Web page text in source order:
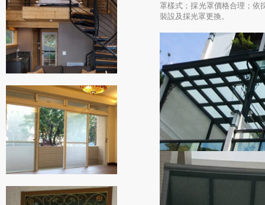
罩樣式；採光罩價格合理；依
裝設及採光罩更換。